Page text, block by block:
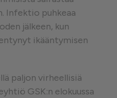
Infektio puhkeaa
jälkeen, kun
ikääntymisen
paljon virheellisiä
GSK:n elokuussa